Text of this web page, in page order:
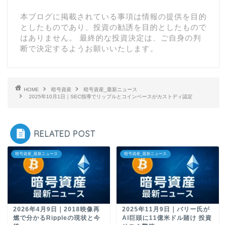
本ブログに掲載されている事項は情報の提供を目的
としたものであり、投資の勧誘を目的としたもので
はありません。 最終的な投資決定は、ご自身の判
断で決定するようお願いいたします。
HOME 暗号資産
暗号資産_最新ニュース
2025年10月1日｜SEC指導でリップルとコインベースがカストディ認定
RELATED POST
暗号資産_最新ニュース
2026年4月9日｜2018映像再
燃で分かるRippleの現状と今
暗号資産_最新ニュース
2025年11月9日｜バリー氏が
AI巨頭に11億米ドル賭け 投資